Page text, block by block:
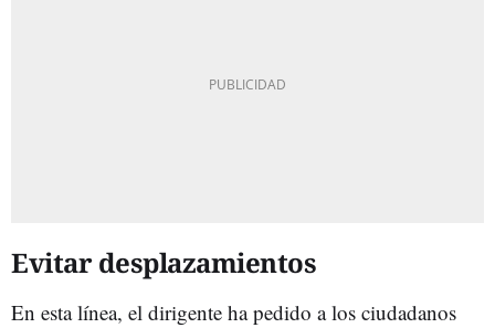
Evitar desplazamientos
En esta línea, el dirigente ha pedido a los ciudadanos